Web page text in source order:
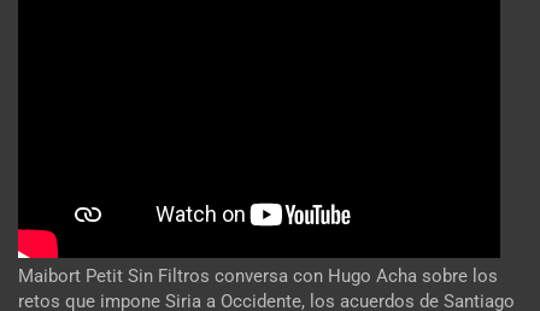
Maibort Petit Sin Filtros conversa con Hugo Acha sobre los
retos que impone Siria a Occidente, los acuerdos de Santiago